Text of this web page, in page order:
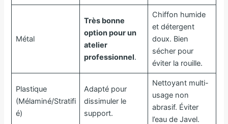
Métal
Très bonne
option pour un
atelier
professionnel.
Chiffon humide
et détergent
doux. Bien
sécher pour
éviter la rouille.
Plastique
(Mélaminé/Stratifi
é)
Adapté pour
dissimuler le
support.
Nettoyant multi-
usage non
abrasif. Éviter
l’eau de Javel.